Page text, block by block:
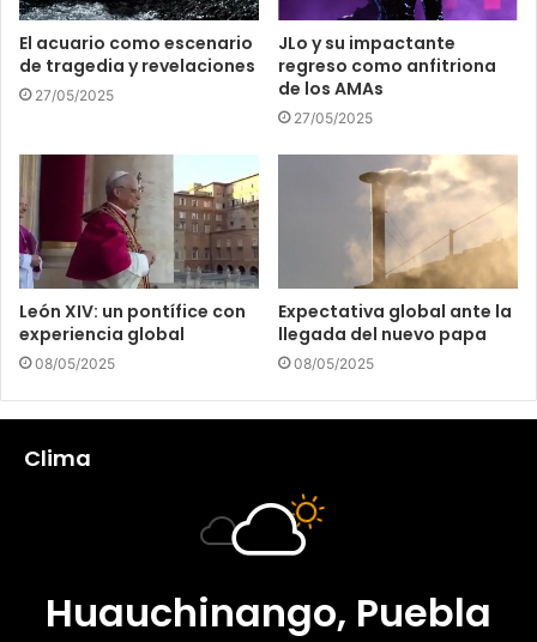
El acuario como escenario
de tragedia y revelaciones
27/05/2025
JLo y su impactante
regreso como anfitriona
de los AMAs
27/05/2025
León XIV: un pontífice con
experiencia global
08/05/2025
Expectativa global ante la
llegada del nuevo papa
08/05/2025
Clima
Huauchinango, Puebla